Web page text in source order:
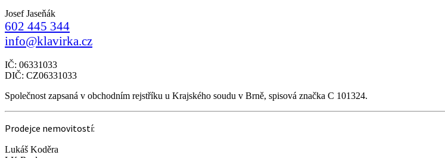
Josef Jaseňák
602 445 344
info@klavirka.cz
IČ: 06331033
DIČ: CZ06331033
Společnost zapsaná v obchodním rejstříku u Krajského soudu v Brně, spisová značka C 101324.
Prodejce nemovitostí:
Lukáš Koděra